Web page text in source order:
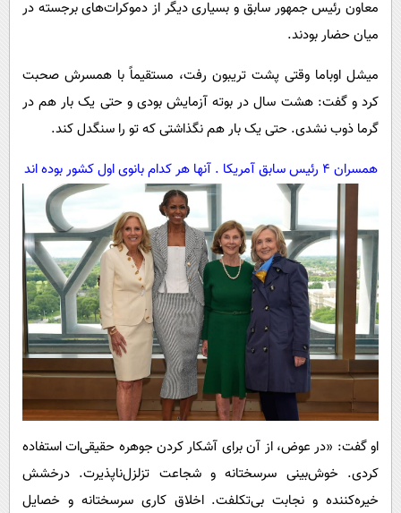
معاون رئیس جمهور سابق و بسیاری دیگر از دموکرات‌های برجسته در
میان حضار بودند.
میشل اوباما وقتی پشت تریبون رفت، مستقیماً با همسرش صحبت
کرد و گفت: هشت سال در بوته آزمایش بودی و حتی یک بار هم در
گرما ذوب نشدی. حتی یک بار هم نگذاشتی که تو را سنگدل کند.
همسران 4 رئیس سابق آمریکا . آنها هر کدام بانوی اول کشور بوده اند
او گفت: «در عوض، از آن برای آشکار کردن جوهره حقیقی‌ات استفاده
کردی. خوش‌بینی سرسختانه و شجاعت تزلزل‌ناپذیرت. درخشش
خیره‌کننده و نجابت بی‌تکلفت. اخلاق کاری سرسختانه و خصایل